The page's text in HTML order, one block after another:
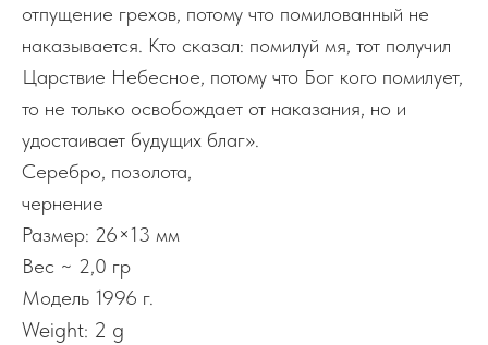
отпущение грехов, потому что помилованный не
наказывается. Кто сказал: помилуй мя, тот получил
Царствие Небесное, потому что Бог кого помилует,
то не только освобождает от наказания, но и
удостаивает будущих благ».
Серебро, позолота,
чернение
Размер: 26×13 мм
Вес ~ 2,0 гр
Модель 1996 г.
Weight: 2 g